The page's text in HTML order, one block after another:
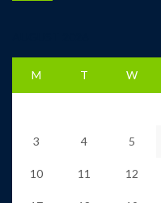
M T W
3 4 5
10 11 12